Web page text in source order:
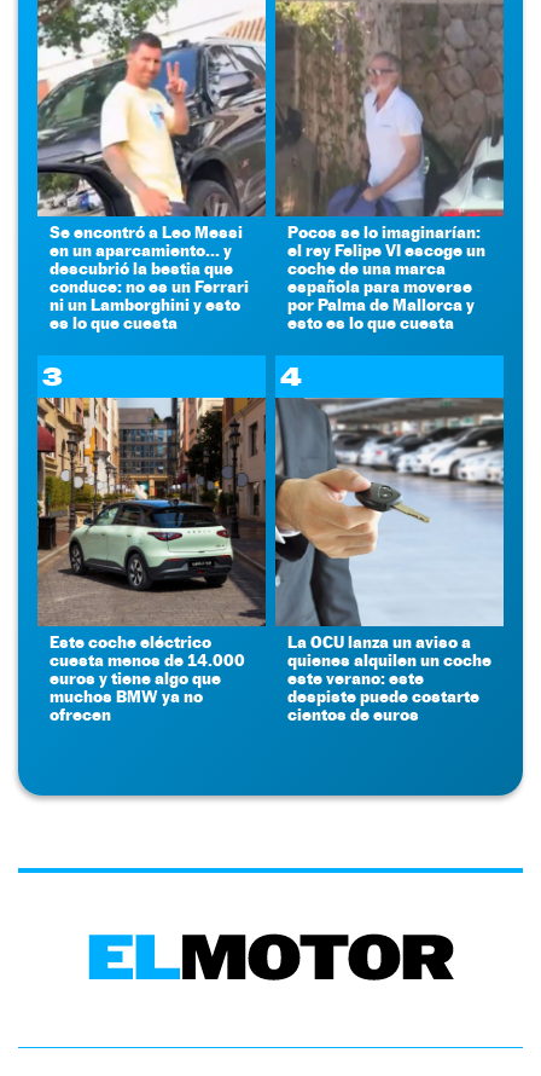
Se encontró a Leo Messi
en un aparcamiento... y
descubrió la bestia que
conduce: no es un Ferrari
ni un Lamborghini y esto
es lo que cuesta
Pocos se lo imaginarían:
el rey Felipe VI escoge un
coche de una marca
española para moverse
por Palma de Mallorca y
esto es lo que cuesta
3
Este coche eléctrico
cuesta menos de 14.000
euros y tiene algo que
muchos BMW ya no
ofrecen
4
La OCU lanza un aviso a
quienes alquilen un coche
este verano: este
despiste puede costarte
cientos de euros